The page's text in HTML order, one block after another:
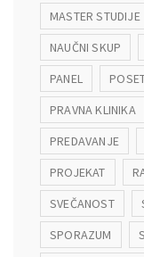
MASTER STUDIJE
NAUČNI SKUP
PANEL
PRAVNA KLINIKA
PREDAVANJE
PROJEKAT
SVEČANOST
SPORAZUM